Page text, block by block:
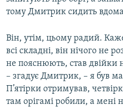
тому Дмитрик сидить
Він, утім, цьому радий.
всі складні, він нічого не
не пояснюють, став двійки
– згадує Дмитрик, – я був
П’ятірки отримував,
там орігамі робили, а мені